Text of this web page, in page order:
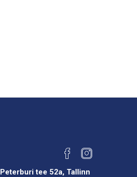
Peterburi tee 52a, Tallinn